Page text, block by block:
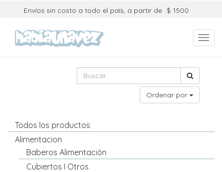
Envíos sin costo a todo el país, a partir de $ 1500
Ordenar por
Todos los productos
Alimentacion
Baberos Alimentación
Cubiertos I Otros